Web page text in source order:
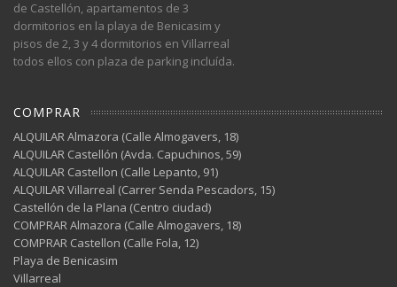
de Castellón, apartamentos de 3
dormitorios en la playa de Benicasim y
pisos de 2, 3 y 4 dormitorios en Villarreal
todos ellos con plaza de parking incluída.
COMPRAR
ALQUILAR Almazora (Calle Almogavers, 18)
ALQUILAR Castellón (Avda. Capuchinos, 59)
ALQUILAR Castellon (Calle Lepanto, 91)
ALQUILAR Villarreal (Carrer Senda Pescadors, 15)
Castellón de la Plana (Centro ciudad)
COMPRAR Almazora (Calle Almogavers, 18)
COMPRAR Castellon (Calle Fola, 12)
Playa de Benicasim
Villarreal